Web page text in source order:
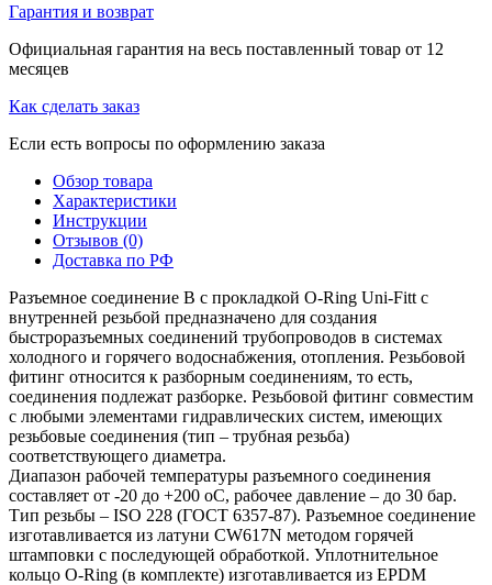
Гарантия и возврат
Официальная гарантия на весь поставленный товар от 12
месяцев
Как сделать заказ
Если есть вопросы по оформлению заказа
Обзор товара
Характеристики
Инструкции
Отзывов (0)
Доставка по РФ
Разъемное соединение B с прокладкой O-Ring Uni-Fitt с
внутренней резьбой предназначено для создания
быстроразъемных соединений трубопроводов в системах
холодного и горячего водоснабжения, отопления. Резьбовой
фитинг относится к разборным соединениям, то есть,
соединения подлежат разборке. Резьбовой фитинг совместим
с любыми элементами гидравлических систем, имеющих
резьбовые соединения (тип – трубная резьба)
соответствующего диаметра.
Диапазон рабочей температуры разъемного соединения
составляет от -20 до +200 оС, рабочее давление – до 30 бар.
Тип резьбы – ISO 228 (ГОСТ 6357-87). Разъемное соединение
изготавливается из латуни CW617N методом горячей
штамповки с последующей обработкой. Уплотнительное
кольцо O-Ring (в комплекте) изготавливается из EPDM